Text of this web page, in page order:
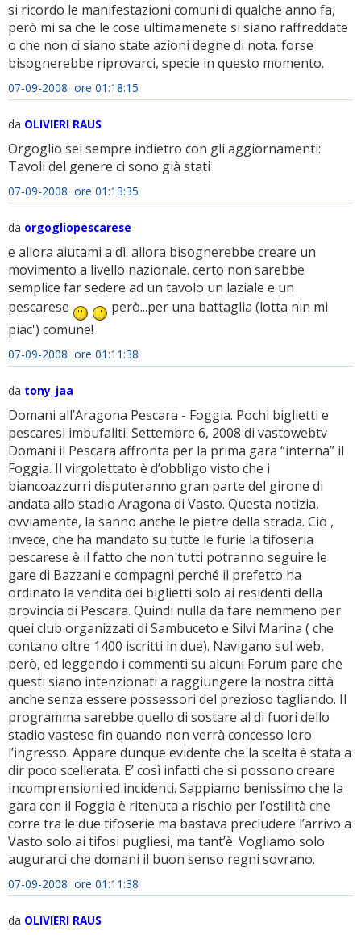
si ricordo le manifestazioni comuni di qualche anno fa,
però mi sa che le cose ultimamenete si siano raffreddate
o che non ci siano state azioni degne di nota. forse
bisognerebbe riprovarci, specie in questo momento.
07-09-2008 ore 01:18:15
da OLIVIERI RAUS
Orgoglio sei sempre indietro con gli aggiornamenti:
Tavoli del genere ci sono già stati
07-09-2008 ore 01:13:35
da orgogliopescarese
e allora aiutami a dì. allora bisognerebbe creare un
movimento a livello nazionale. certo non sarebbe
semplice far sedere ad un tavolo un laziale e un
pescarese
però...per una battaglia (lotta nin mi
piac') comune!
07-09-2008 ore 01:11:38
da tony_jaa
Domani all’Aragona Pescara - Foggia. Pochi biglietti e
pescaresi imbufaliti. Settembre 6, 2008 di vastowebtv
Domani il Pescara affronta per la prima gara “interna” il
Foggia. Il virgolettato è d’obbligo visto che i
biancoazzurri disputeranno gran parte del girone di
andata allo stadio Aragona di Vasto. Questa notizia,
ovviamente, la sanno anche le pietre della strada. Ciò ,
invece, che ha mandato su tutte le furie la tifoseria
pescarese è il fatto che non tutti potranno seguire le
gare di Bazzani e compagni perché il prefetto ha
ordinato la vendita dei biglietti solo ai residenti della
provincia di Pescara. Quindi nulla da fare nemmeno per
quei club organizzati di Sambuceto e Silvi Marina ( che
contano oltre 1400 iscritti in due). Navigano sul web,
però, ed leggendo i commenti su alcuni Forum pare che
questi siano intenzionati a raggiungere la nostra città
anche senza essere possessori del prezioso tagliando. Il
programma sarebbe quello di sostare al di fuori dello
stadio vastese fin quando non verrà concesso loro
l’ingresso. Appare dunque evidente che la scelta è stata a
dir poco scellerata. E’ così infatti che si possono creare
incomprensioni ed incidenti. Sappiamo benissimo che la
gara con il Foggia è ritenuta a rischio per l’ostilità che
corre tra le due tifoserie ma bastava precludere l’arrivo a
Vasto solo ai tifosi pugliesi, ma tant’è. Vogliamo solo
augurarci che domani il buon senso regni sovrano.
07-09-2008 ore 01:11:38
da OLIVIERI RAUS